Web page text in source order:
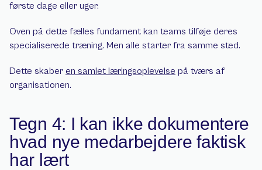
første dage eller uger.
Oven på dette fælles fundament kan teams tilføje deres
specialiserede træning. Men alle starter fra samme sted.
Dette skaber en samlet læringsoplevelse på tværs af
organisationen.
Tegn 4: I kan ikke dokumentere
hvad nye medarbejdere faktisk
har lært